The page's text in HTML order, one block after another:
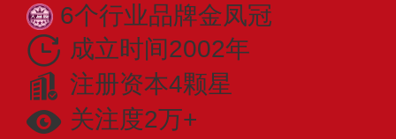
6个行业品牌金凤冠
成立时间2002年
注册资本4颗星
关注度2万+